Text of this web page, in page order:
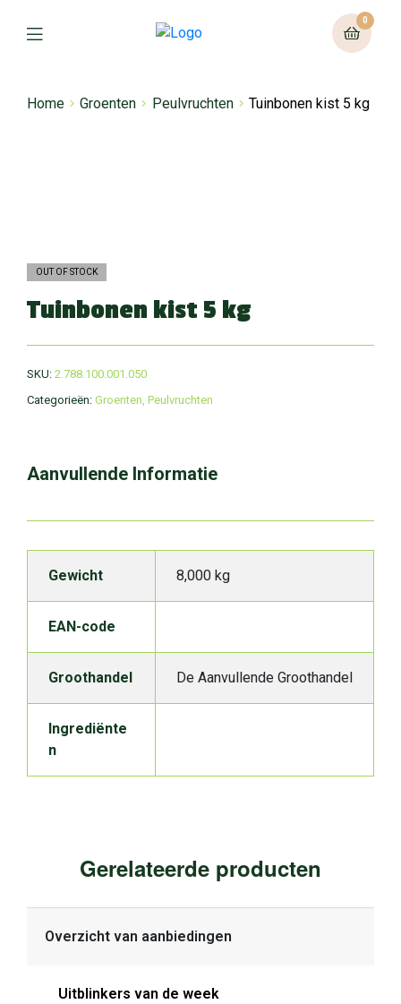
0
Home Groenten Peulvruchten Tuinbonen kist 5 kg
OUT OF STOCK
Tuinbonen kist 5 kg
SKU: 2.788.100.001.050
Categorieën: Groenten Peulvruchten
Aanvullende Informatie
Gewicht 8,000 kg
EAN-code
Groothandel De Aanvullende Groothandel
Ingrediënte
n
Gerelateerde producten
Overzicht van aanbiedingen
Uitblinkers van de week